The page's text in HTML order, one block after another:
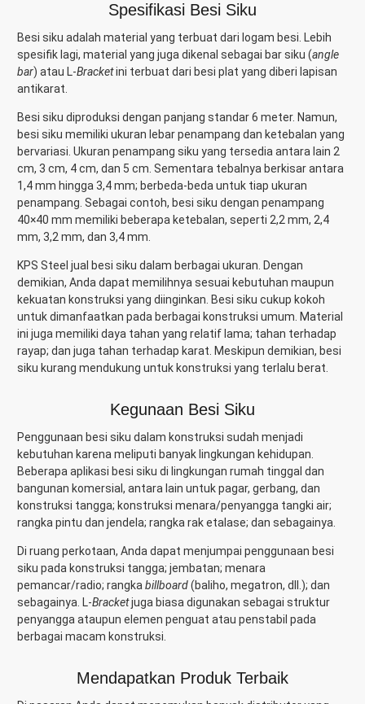
Spesifikasi Besi Siku
Besi siku adalah material yang terbuat dari logam besi. Lebih
spesifik lagi, material yang juga dikenal sebagai bar siku (angle
bar) atau L-Bracketini terbuat dari besi plat yang diberi lapisan
antikarat.
Besi siku diproduksi dengan panjang standar 6 meter. Namun,
besi siku memiliki ukuran lebar penampang dan ketebalan yang
bervariasi. Ukuran penampang siku yang tersedia antara lain 2
cm, 3 cm, 4 cm, dan 5 cm. Sementara tebalnya berkisar antara
1,4 mm hingga 3,4 mm; berbeda-beda untuk tiap ukuran
penampang. Sebagai contoh, besi siku dengan penampang
40×40 mm memiliki beberapa ketebalan, seperti 2,2 mm, 2,4
mm, 3,2 mm, dan 3,4 mm.
KPS Steel jual besi siku dalam berbagai ukuran. Dengan
demikian, Anda dapat memilihnya sesuai kebutuhan maupun
kekuatan konstruksi yang diinginkan. Besi siku cukup kokoh
untuk dimanfaatkan pada berbagai konstruksi umum. Material
ini juga memiliki daya tahan yang relatif lama; tahan terhadap
rayap; dan juga tahan terhadap karat. Meskipun demikian, besi
siku kurang mendukung untuk konstruksi yang terlalu berat.
Kegunaan Besi Siku
Penggunaan besi siku dalam konstruksi sudah menjadi
kebutuhan karena meliputi banyak lingkungan kehidupan.
Beberapa aplikasi besi siku di lingkungan rumah tinggal dan
bangunan komersial, antara lain untuk pagar, gerbang, dan
konstruksi tangga; konstruksi menara/penyangga tangki air;
rangka pintu dan jendela; rangka rak etalase; dan sebagainya.
Di ruang perkotaan, Anda dapat menjumpai penggunaan besi
siku pada konstruksi tangga; jembatan; menara
pemancar/radio; rangka billboard(baliho, megatron, dll.); dan
sebagainya. L-Bracketjuga biasa digunakan sebagai struktur
penyangga ataupun elemen penguat atau penstabil pada
berbagai macam konstruksi.
Mendapatkan Produk Terbaik